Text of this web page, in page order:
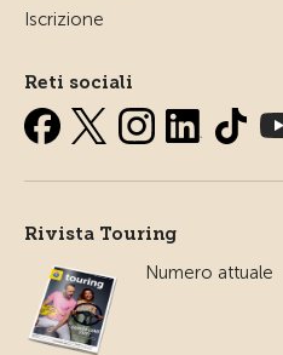
Iscrizione
Reti sociali
Rivista Touring
Numero attuale